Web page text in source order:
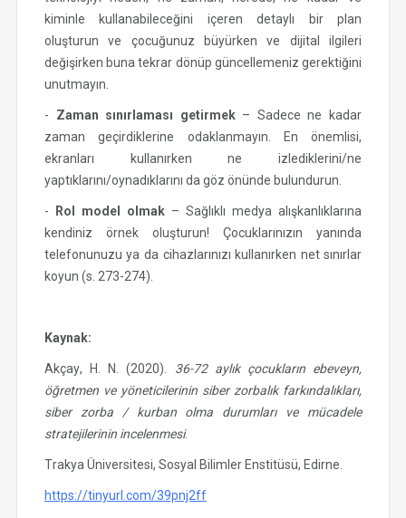
kiminle kullanabileceğini içeren detaylı bir plan
oluşturun ve çocuğunuz büyürken ve dijital ilgileri
değişirken buna tekrar dönüp güncellemeniz gerektiğini
unutmayın.
- Zaman sınırlaması getirmek – Sadece ne kadar
zaman geçirdiklerine odaklanmayın. En önemlisi,
ekranları kullanırken ne izlediklerini/ne
yaptıklarını/oynadıklarını da göz önünde bulundurun.
- Rol model olmak – Sağlıklı medya alışkanlıklarına
kendiniz örnek oluşturun! Çocuklarınızın yanında
telefonunuzu ya da cihazlarınızı kullanırken net sınırlar
koyun (s. 273-274).
Kaynak:
Akçay, H. N. (2020). 36-72 aylık çocukların ebeveyn,
öğretmen ve yöneticilerinin siber zorbalık farkındalıkları,
siber zorba / kurban olma durumları ve mücadele
stratejilerinin incelenmesi.
Trakya Üniversitesi, Sosyal Bilimler Enstitüsü, Edirne.
https://tinyurl.com/39pnj2ff